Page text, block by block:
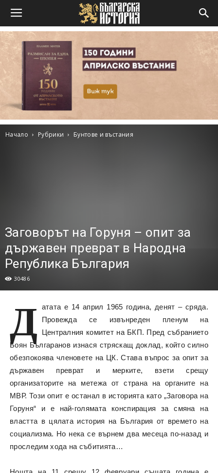
Начало Рубрики Бунтове и въстания
Заговорът на Горуня – опит за
държавен преврат в Народна
Република България
30486
Д атата е 14 април 1965 година, денят – сряда.
Провежда се извънреден пленум на
Централния комитет на БКП. Пред събранието
Боян Българанов изнася стряскащ доклад, който силно
обезпокоява членовете на ЦК. Става въпрос за опит за
държавен преврат и мерките, взети срещу
организаторите на метежа от страна на органите на
МВР. Този опит е останал в историята като „Заговора на
Горуня“ и е най-голямата конспирация за смяна на
властта в цялата история на България от времето на
социализма. Но нека се върнем два месеца по-назад и
проследим хода на събитията…